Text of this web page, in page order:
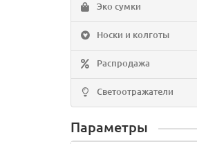
Эко сумки
Носки и колготы
Распродажа
Светоотражатели
Параметры